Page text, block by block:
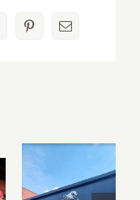
PinterestEmail